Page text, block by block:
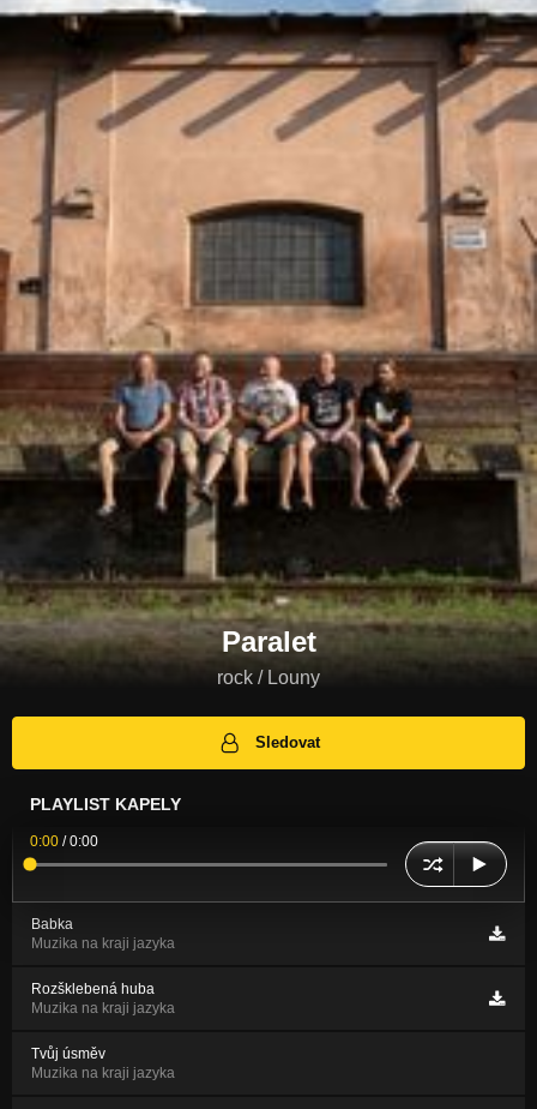
Paralet
rock / Louny
Sledovat
PLAYLIST KAPELY
0:00 /0:00
Babka
Muzika na kraji jazyka
Rozšklebená huba
Muzika na kraji jazyka
Tvůj úsměv
Muzika na kraji jazyka